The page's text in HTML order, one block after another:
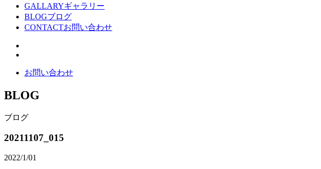
GALLARYギャラリー
BLOGブログ
CONTACTお問い合わせ
お問い合わせ
BLOG
ブログ
20211107_015
2022/1/01